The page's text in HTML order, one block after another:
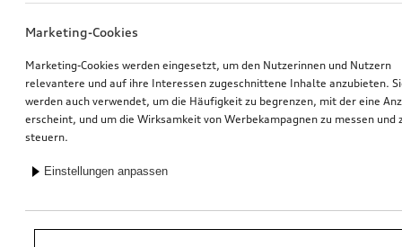
*Unverbindliche Preisempfehlung der Importeurin AMAG Import AG. Inkl.
gesetzlicher MwSt. Preise beim Audi Partner können abweichen; weitere
Marketing-Cookies
Marketing-Cookies werden eingesetzt, um den Nutzerinnen und Nutzern
relevantere und auf ihre Interessen zugeschnittene Inhalte anzubieten.
werden auch verwendet, um die Häufigkeit zu begrenzen, mit der eine
erscheint, und um die Wirksamkeit von Werbekampagnen zu messen und
steuern.
Einstellungen anpassen